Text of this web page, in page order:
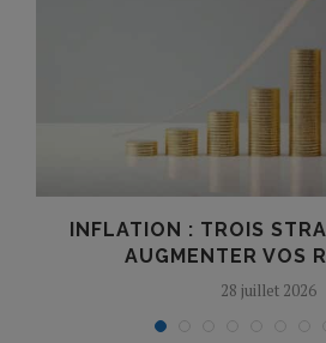
INFLATION : TROIS
AUGMENTER VOS
28 juillet 2026